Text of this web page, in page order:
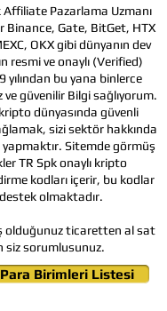
Birimleri Listesi
Affiliate Pazarlama Uzmanı
Binance, Gate, BitGet, HTX
OKX gibi dünyanın dev
resmi ve onaylı (Verified)
bu yana binlerce
ve güvenilir Bilgi sağlıyorum.
dünyasında güvenli
sizi sektör hakkında
Sitemde görmüş
TR Spk onaylı kripto
kodları içerir, bu kodlar
olmaktadır.
olduğunuz ticaretten al sat
siz sorumlusunuz.